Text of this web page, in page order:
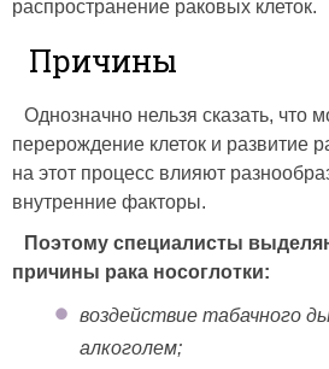
распространение раковых клеток.
Причины
Однозначно нельзя сказать, что
перерождение клеток и развитие
на этот процесс влияют
внутренние факторы.
Поэтому специалисты
причины рака носоглотки:
воздействие табачного
алкоголем;